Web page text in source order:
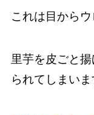
これは目からウ
里芋を皮ごと
られてしまいま